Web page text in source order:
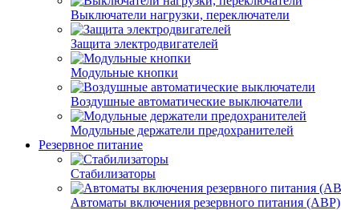
Выключатели нагрузки, переключатели
Защита электродвигателей
Модульные кнопки
Воздушные автоматические выключатели
Модульные держатели предохранителей
Резервное питание
Стабилизаторы
Автоматы включения резервного питания (АВР)